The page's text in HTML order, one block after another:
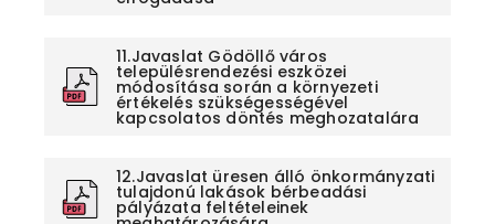
11.Javaslat Gödöllő város
településrendezési eszközei
módosítása során a környezeti
értékelés szükségességével
kapcsolatos döntés meghozatalára
12.Javaslat üresen álló önkormányzati
tulajdonú lakások bérbeadási
pályázata feltételeinek